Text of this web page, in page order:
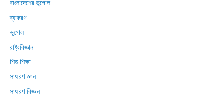
বাংলাদেশের ভূগোল
ব্যাকরণ
ভূগোল
রাষ্ট্রবিজ্ঞান
শিশু শিক্ষা
সাধারণ জ্ঞান
সাধারণ বিজ্ঞান